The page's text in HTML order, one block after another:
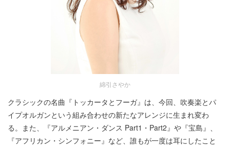
綿引さやか
クラシックの名曲『トッカータとフーガ』は、今回、吹奏楽とパ
イプオルガンという組み合わせの新たなアレンジに生まれ変わ
る。また、『アルメニアン・ダンス Part1・Part2』や『宝島』、
『アフリカン・シンフォニー』など、誰もが一度は耳にしたこと